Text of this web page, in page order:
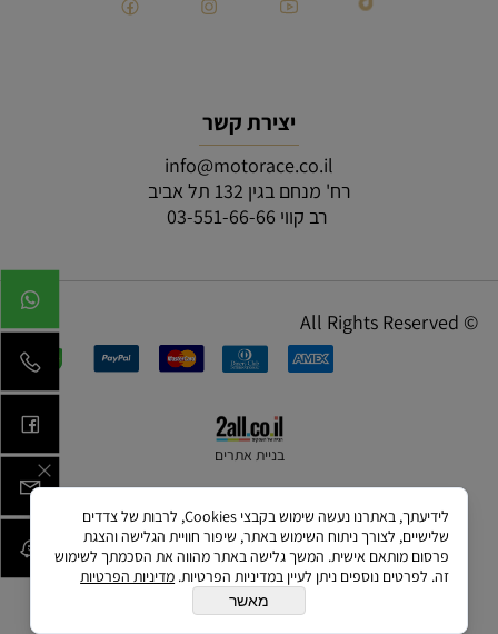
יצירת קשר
info@motorace.co.il
רח' מנחם בגין 132 תל אביב
רב קווי 03-551-66-66
© All Rights Reserved
בניית אתרים
לידיעתך, באתרנו נעשה שימוש בקבצי Cookies, לרבות של צדדים
שלישיים, לצורך ניתוח השימוש באתר, שיפור חוויית הגלישה והצגת
פרסום מותאם אישית. המשך גלישה באתר מהווה את הסכמתך לשימוש
זה. לפרטים נוספים ניתן לעיין במדיניות הפרטיות. מדיניות הפרטיות
מאשר